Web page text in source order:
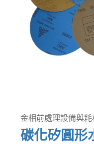
金相前處理設備與耗
碳化矽圓形